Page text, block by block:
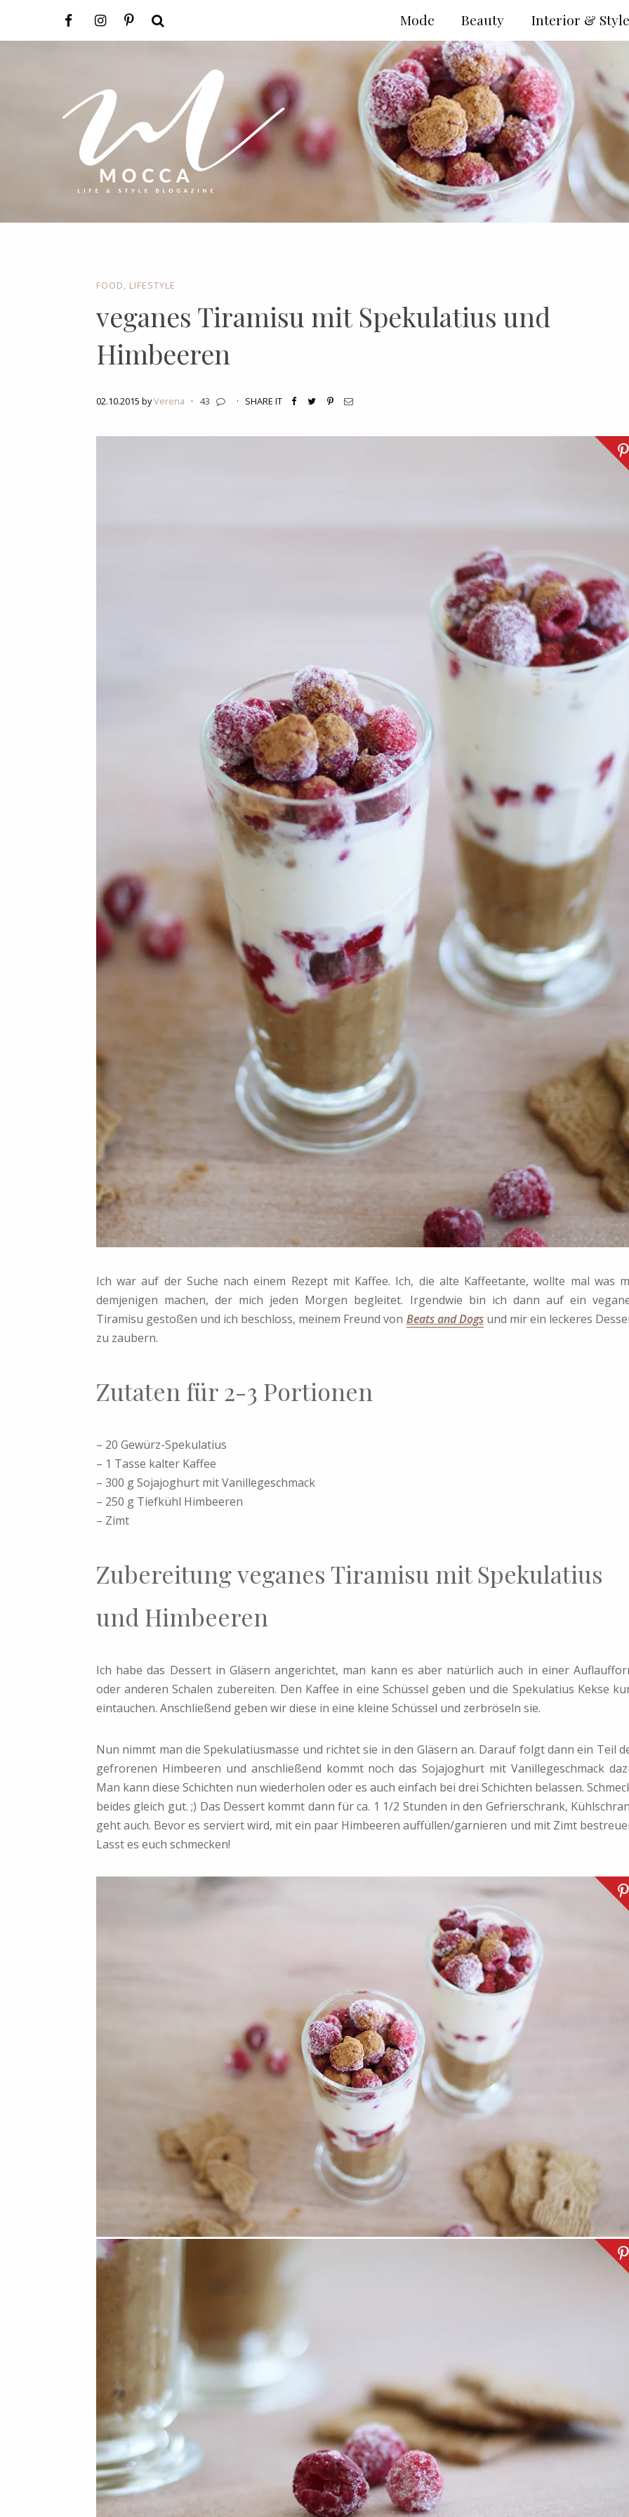
FOOD LIFESTYLE
veganes Tiramisu mit Spekulatius und
Himbeeren
02.10.2015 byVerena · 43 · SHARE IT
Ich war auf der Suche nach einem Rezept mit Kaffee. Ich, die alte Kaffeetante, wollte mal was
demjenigen machen, der mich jeden Morgen begleitet. Irgendwie bin ich dann auf ein
Tiramisu gestoßen und ich beschloss, meinem Freund von Beats and Dogsund mir ein leckeres
zu zaubern.
Zutaten für 2-3 Portionen
– 20 Gewürz-Spekulatius
– 1 Tasse kalter Kaffee
– 300 g Sojajoghurt mit Vanillegeschmack
– 250 g Tiefkühl Himbeeren
– Zimt
Zubereitung veganes Tiramisu mit Spekulatius
und Himbeeren
Ich habe das Dessert in Gläsern angerichtet, man kann es aber natürlich auch in einer
oder anderen Schalen zubereiten. Den Kaffee in eine Schüssel geben und die Spekulatius Kekse
eintauchen. Anschließend geben wir diese in eine kleine Schüssel und zerbröseln sie.
Nun nimmt man die Spekulatiusmasse und richtet sie in den Gläsern an. Darauf folgt dann ein Teil
gefrorenen Himbeeren und anschließend kommt noch das Sojajoghurt mit Vanillegeschmack
Man kann diese Schichten nun wiederholen oder es auch einfach bei drei Schichten belassen.
beides gleich gut. ;) Das Dessert kommt dann für ca. 1 1/2 Stunden in den Gefrierschrank,
geht auch. Bevor es serviert wird, mit ein paar Himbeeren auffüllen/garnieren und mit Zimt
Lasst es euch schmecken!
Interior & Style
Beauty
Mode